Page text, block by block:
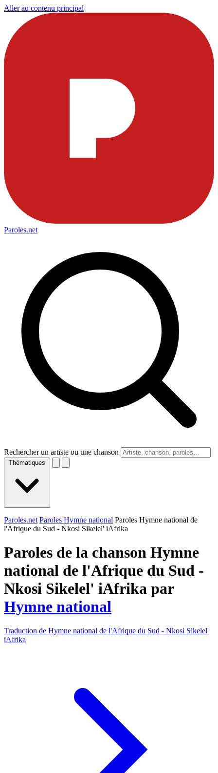
Aller au contenu principal
Paroles.net
Rechercher un artiste ou une chanson
Thématiques
Paroles.net Paroles Hymne national Paroles Hymne national de
l'Afrique du Sud - Nkosi Sikelel' iAfrika
Paroles de la chanson Hymne
national de l'Afrique du Sud -
Nkosi Sikelel' iAfrika par
Hymne national
Traduction de Hymne national de l'Afrique du Sud - Nkosi Sikelel'
iAfrika